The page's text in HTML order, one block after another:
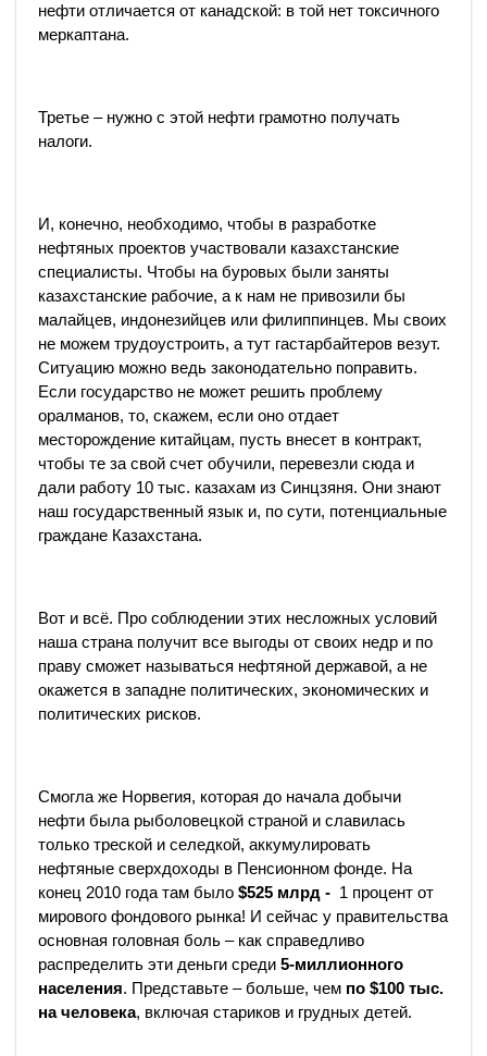
нефти отличается от канадской: в той нет токсичного
меркаптана.
Третье – нужно с этой нефти грамотно получать
налоги.
И, конечно, необходимо, чтобы в разработке
нефтяных проектов участвовали казахстанские
специалисты. Чтобы на буровых были заняты
казахстанские рабочие, а к нам не привозили бы
малайцев, индонезийцев или филиппинцев. Мы своих
не можем трудоустроить, а тут гастарбайтеров везут.
Ситуацию можно ведь законодательно поправить.
Если государство не может решить проблему
оралманов, то, скажем, если оно отдает
месторождение китайцам, пусть внесет в контракт,
чтобы те за свой счет обучили, перевезли сюда и
дали работу 10 тыс. казахам из Синцзяня. Они знают
наш государственный язык и, по сути, потенциальные
граждане Казахстана.
Вот и всё. Про соблюдении этих несложных условий
наша страна получит все выгоды от своих недр и по
праву сможет называться нефтяной державой, а не
окажется в западне политических, экономических и
политических рисков.
Смогла же Норвегия, которая до начала добычи
нефти была рыболовецкой страной и славилась
только треской и селедкой, аккумулировать
нефтяные сверхдоходы в Пенсионном фонде. На
конец 2010 года там было $525 млрд - 1 процент от
мирового фондового рынка! И сейчас у правительства
основная головная боль – как справедливо
распределить эти деньги среди 5-миллионного
населения. Представьте – больше, чем по $100 тыс.
на человека, включая стариков и грудных детей.